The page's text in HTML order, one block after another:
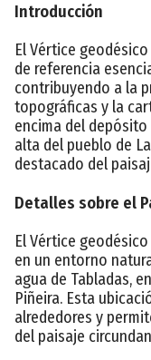
Introducción
El Vértice
de referencia
contribuyendo a la
topográficas y la
encima del depósito
alta del pueblo de
destacado del
Detalles sobre el
El Vértice
en un entorno
agua de Tabladas,
Piñeira. Esta
alrededores y
del paisaje